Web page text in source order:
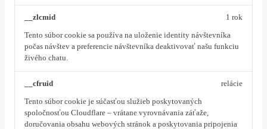
__zlcmid
Tento súbor cookie sa používa na uloženie identity návštevníka
počas návštev a preferencie návštevníka deaktivovať našu funkciu
živého chatu.
1 rok
__cfruid
Tento súbor cookie je súčasťou služieb poskytovaných
spoločnosťou Cloudflare – vrátane vyrovnávania záťaže,
doručovania obsahu webových stránok a poskytovania pripojenia
relácie